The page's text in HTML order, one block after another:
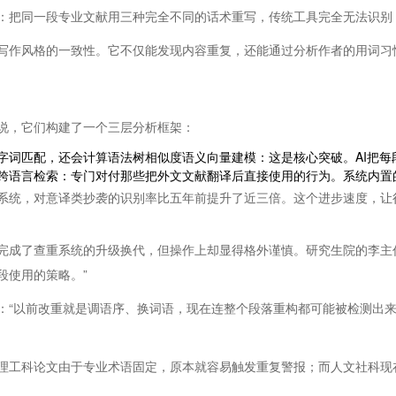
同一段专业文献用三种完全不同的话术重写，传统工具完全无法识
风格的一致性。它不仅能发现内容重复，还能通过分析作者的用词
它们构建了一个三层分析框架：
匹配，还会计算语法树相似度语义向量建模：这是核心突破。AI把
言检索：专门对付那些把外文文献翻译后直接使用的行为。系统内
，对意译类抄袭的识别率比五年前提升了近三倍。这个进步速度，
了查重系统的升级换代，但操作上却显得格外谨慎。研究生院的李
使用的策略。”
以前改重就是调语序、换词语，现在连整个段落重构都可能被检测出
工科论文由于专业术语固定，原本就容易触发重复警报；而人文社